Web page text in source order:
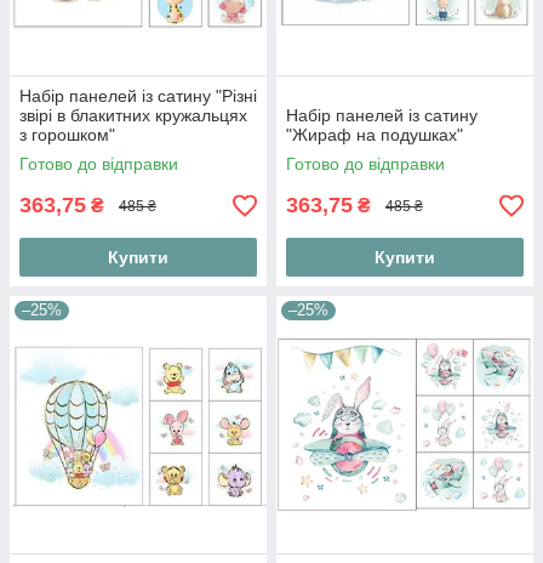
Набір панелей із сатину "Різні
звірі в блакитних кружальцях
з горошком"
Готово до відправки
363,75 ₴ 485 ₴
Купити
Набір панелей із сатину
"Жираф на подушках"
Готово до відправки
363,75 ₴ 485 ₴
Купити
–25% –25%